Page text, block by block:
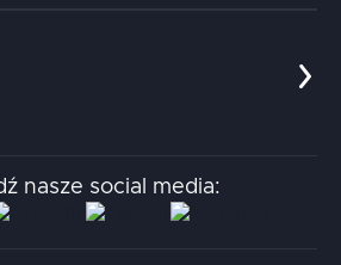
nasze social media: